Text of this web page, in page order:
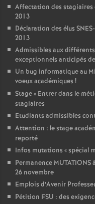
Affectation des stagiaires
2013
Déclaration des élus
2013
Admissibles aux différents
exceptionnels anticipés
Un bug informatique au
voeux académiques !
Stage « Entrer dans le
stagiaires
Etudiants admissibles
Attention : le stage
reporté
Infos mutations «spécial
Permanence MUTATIONS
26 novembre
Emplois d’Avenir
Pétition FSU : des